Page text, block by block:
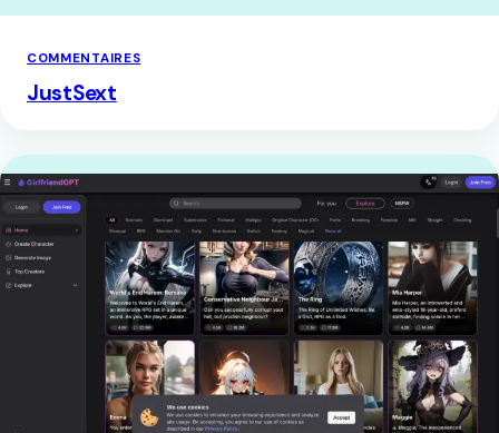
COMMENTAIRES
JustSext